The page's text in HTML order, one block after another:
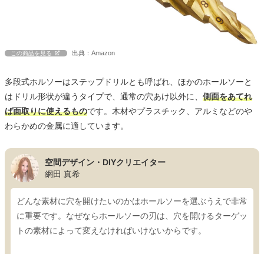
この商品を見る 出典：Amazon
多段式ホルソーはステップドリルとも呼ばれ、ほかのホールソーと
はドリル形状が違うタイプで、通常の穴あけ以外に、 側面をあてれ
ば面取りに使えるものです。木材やプラスチック、アルミなどのや
わらかめの金属に適しています。
空間デザイン・DIYクリエイター
網田 真希
どんな素材に穴を開けたいのかはホールソーを選ぶうえで非常
に重要です。なぜならホールソーの刃は、穴を開けるターゲッ
トの素材によって変えなければいけないからです。